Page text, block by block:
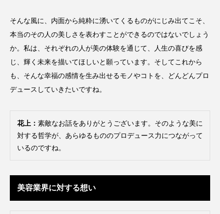
睡眠 美容 金木犀 睡眠美容 秋
紫外線対策 美容 美容テック
美容と政治 美容ビジネス
美脚習慣 老化 肌ケア 肌トラブル
花王 血行促進
そんな風に、内面から純粋に湧いてくるものがにじみ出てこそ、
本当のその人の美しさを表わすことができるのではないでしょう
か。私は、それぞれの人が美の体験を通じて、人生の喜びを感
じ、輝く未来を描いてほしいと願っています。そしてこれから
も、そんな幸福の感情を生み出せるモノやコトを、どんどんプロ
デュースしていきたいですね。
花上： 素敵なお話をありがとうございます。そのような美に
対する哲学が、あらゆるもののプロデュース力につながって
いるのですね。
美容業界に対する想い